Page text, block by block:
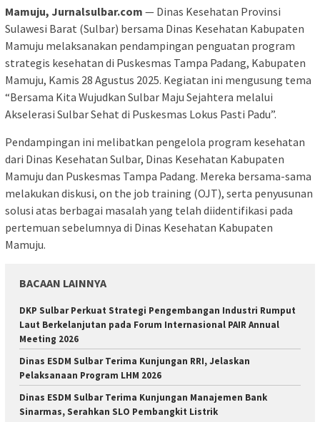
Mamuju, Jurnalsulbar.com — Dinas Kesehatan Provinsi
Sulawesi Barat (Sulbar) bersama Dinas Kesehatan Kabupaten
Mamuju melaksanakan pendampingan penguatan program
strategis kesehatan di Puskesmas Tampa Padang, Kabupaten
Mamuju, Kamis 28 Agustus 2025. Kegiatan ini mengusung tema
“Bersama Kita Wujudkan Sulbar Maju Sejahtera melalui
Akselerasi Sulbar Sehat di Puskesmas Lokus Pasti Padu”.
Pendampingan ini melibatkan pengelola program kesehatan
dari Dinas Kesehatan Sulbar, Dinas Kesehatan Kabupaten
Mamuju dan Puskesmas Tampa Padang. Mereka bersama-sama
melakukan diskusi, on the job training (OJT), serta penyusunan
solusi atas berbagai masalah yang telah diidentifikasi pada
pertemuan sebelumnya di Dinas Kesehatan Kabupaten
Mamuju.
BACAAN LAINNYA
DKP Sulbar Perkuat Strategi Pengembangan Industri Rumput
Laut Berkelanjutan pada Forum Internasional PAIR Annual
Meeting 2026
Dinas ESDM Sulbar Terima Kunjungan RRI, Jelaskan
Pelaksanaan Program LHM 2026
Dinas ESDM Sulbar Terima Kunjungan Manajemen Bank
Sinarmas, Serahkan SLO Pembangkit Listrik